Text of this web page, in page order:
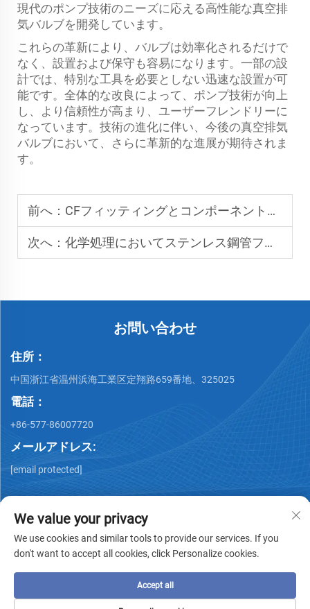
現代のポンプ技術のニーズに応える高性能な真空排
気バルブを開発しています。
これらの革新により、バルブは効率化されるだけで
なく、設置および保守も容易になります。一部の設
計では、特別な工具を必要としない迅速な設置が可
能です。全体的な改良によって、ポンプ技術が向上
し、より信頼性が高まり、ユーザーフレンドリーに
なっています。技術の進化に伴い、今後の真空排気
バルブにおいて、さらに革新的な進展が期待されま
す。
前へ： CFフィッティングとコンポーネントの互換性を決定するもの
次へ： 化学処理においてステンレス鋼管フランジが使用される理由
お問い合わせ
住所：
中国浙江省温州浜海工業区定翔路659番地、325025
電話：
+86-577-86007720
メールアドレス:
[email protected]
We value your privacy
We use cookies and similar tools to provide our services. If you
don't want to accept all cookies, click Personalize cookies.
Accept all